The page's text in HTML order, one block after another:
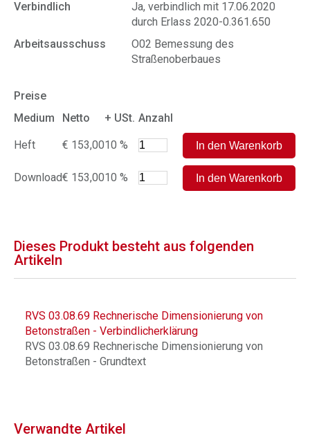
Verbindlich
Ja, verbindlich mit 17.06.2020
durch Erlass 2020-0.361.650
Arbeitsausschuss
O02 Bemessung des
Straßenoberbaues
Preise
Medium
Netto + USt. Anzahl
Heft € 153,0010 %
Download€ 153,0010 %
Dieses Produkt besteht aus folgenden
Artikeln
RVS 03.08.69 Rechnerische Dimensionierung von
Betonstraßen - Verbindlicherklärung
RVS 03.08.69 Rechnerische Dimensionierung von
Betonstraßen - Grundtext
Verwandte Artikel